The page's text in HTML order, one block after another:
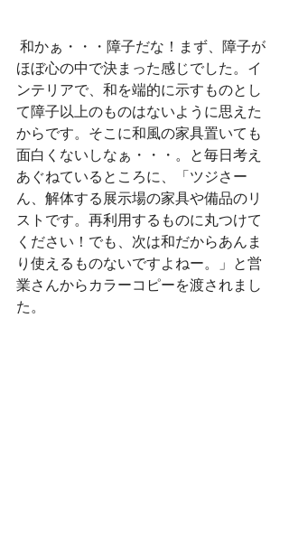
ほぼ心の中で決まった感じでした。イ
ンテリアで、和を端的に示すものとし
て障子以上のものはないように思えた
からです。そこに和風の家具置いても
面白くないしなぁ・・・。と毎日考え
あぐねているところに、「ツジさー
ん、解体する展示場の家具や備品のリ
ストです。再利用するものに丸つけて
ください！でも、次は和だからあんま
り使えるものないですよねー。」と営
業さんからカラーコピーを渡されまし
た。